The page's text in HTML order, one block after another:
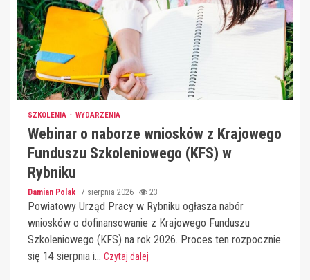
SZKOLENIA WYDARZENIA
Webinar o naborze wniosków z Krajowego
Funduszu Szkoleniowego (KFS) w
Rybniku
Damian Polak 7 sierpnia 2026 23
Powiatowy Urząd Pracy w Rybniku ogłasza nabór
wniosków o dofinansowanie z Krajowego Funduszu
Szkoleniowego (KFS) na rok 2026. Proces ten rozpocznie
się 14 sierpnia i... Czytaj dalej